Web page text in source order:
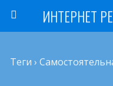
ИНТЕРНЕТ
Теги ›